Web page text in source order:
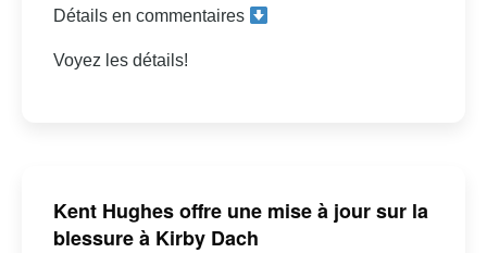
Détails en commentaires
Voyez les détails!
Kent Hughes offre une mise à jour sur la
blessure à Kirby Dach